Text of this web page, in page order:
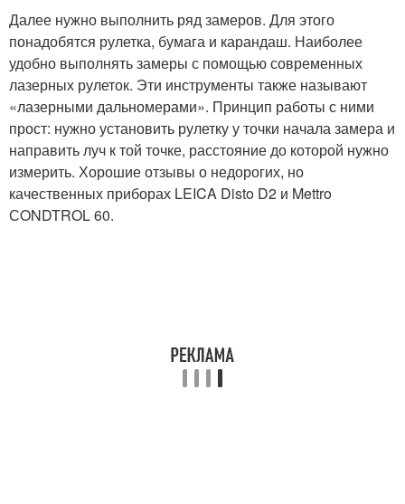
Далее нужно выполнить ряд замеров. Для этого
понадобятся рулетка, бумага и карандаш. Наиболее
удобно выполнять замеры с помощью современных
лазерных рулеток. Эти инструменты также называют
«лазерными дальномерами». Принцип работы с ними
прост: нужно установить рулетку у точки начала замера и
направить луч к той точке, расстояние до которой нужно
измерить. Хорошие отзывы о недорогих, но
качественных приборах LEICA Disto D2 и Mettro
СONDTROL 60.